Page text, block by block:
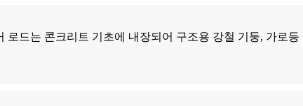
드는 콘크리트 기초에 내장되어 구조용 강철 기둥, 가로